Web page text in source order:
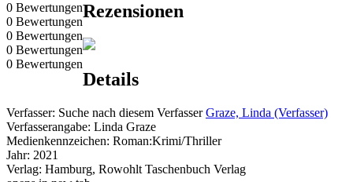
0 Bewertungen
0 Bewertungen
0 Bewertungen
0 Bewertungen
0 Bewertungen
Rezensionen
Details
Verfasser: Suche nach diesem Verfasser Graze, Linda (Verfasser)
Verfasserangabe: Linda Graze
Medienkennzeichen: Roman:Krimi/Thriller
Jahr: 2021
Verlag: Hamburg, Rowohlt Taschenbuch Verlag